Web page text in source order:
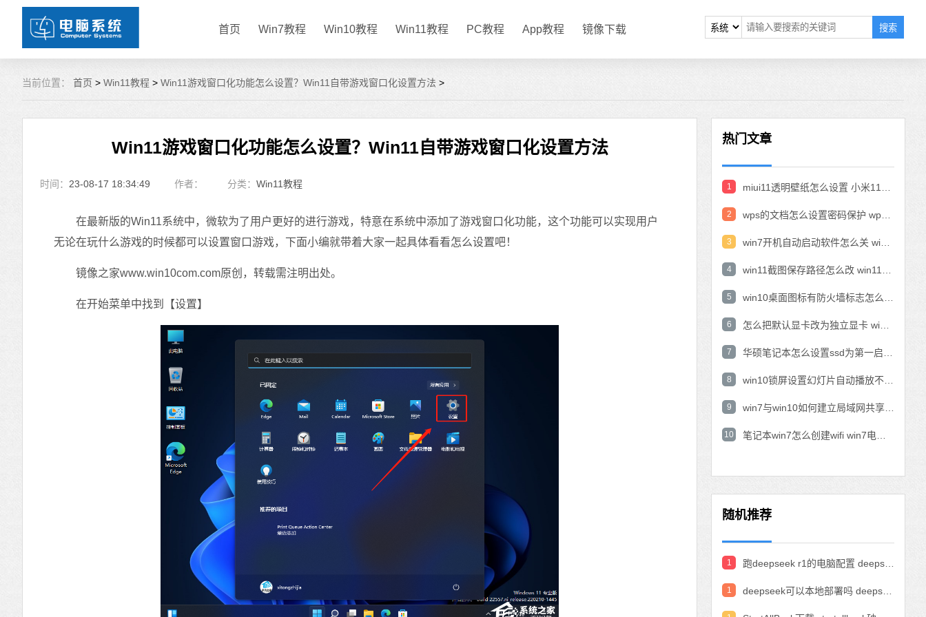
首页 Win7教程 Win10教程 Win11教程 PC教程 App教程 镜像下载 搜索
当前位置： 首页 > Win11教程 > Win11游戏窗口化功能怎么设置？Win11自带游戏窗口化设置方法 >
Win11游戏窗口化功能怎么设置？Win11自带游戏窗口化设置方法
时间： 23-08-17 18:34:49 作者： 分类： Win11教程
在最新版的Win11系统中，微软为了用户更好的进行游戏，特意在系统中添加了游戏窗口化功能，这个功能可以实现用户
无论在玩什么游戏的时候都可以设置窗口游戏，下面小编就带着大家一起具体看看怎么设置吧！
镜像之家www.win10com.com原创，转载需注明出处。
在开始菜单中找到【设置】
热门文章
1
2
3
4
5
6
7
8
9
10
随机推荐
1
1